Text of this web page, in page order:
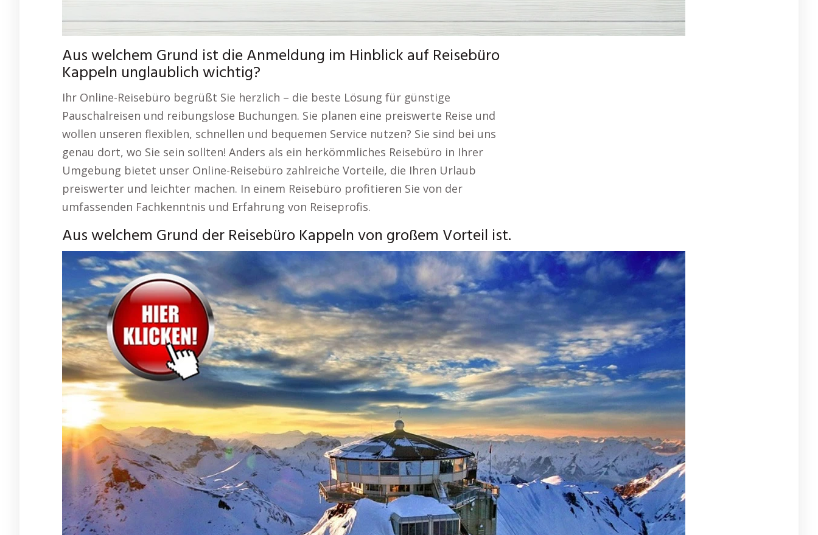
Aus welchem Grund ist die Anmeldung im Hinblick auf Reisebüro
Kappeln unglaublich wichtig?
Ihr Online-Reisebüro begrüßt Sie herzlich – die beste Lösung für günstige
Pauschalreisen und reibungslose Buchungen. Sie planen eine preiswerte Reise und
wollen unseren flexiblen, schnellen und bequemen Service nutzen? Sie sind bei uns
genau dort, wo Sie sein sollten! Anders als ein herkömmliches Reisebüro in Ihrer
Umgebung bietet unser Online-Reisebüro zahlreiche Vorteile, die Ihren Urlaub
preiswerter und leichter machen. In einem Reisebüro profitieren Sie von der
umfassenden Fachkenntnis und Erfahrung von Reiseprofis.
Aus welchem Grund der Reisebüro Kappeln von großem Vorteil ist.